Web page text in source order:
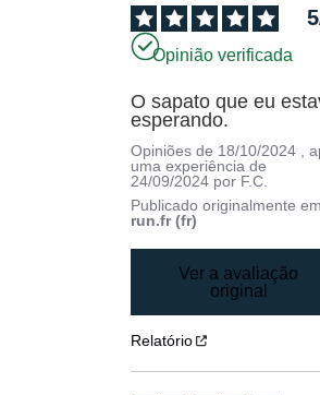
5
Opinião verificada
O sapato que eu
esperando.
Opiniões de 18/10/2024
,
uma experiência de
24/09/2024 por F.C.
Publicado originalmente
run.fr (fr)
Ver a avaliação
original
Relatório